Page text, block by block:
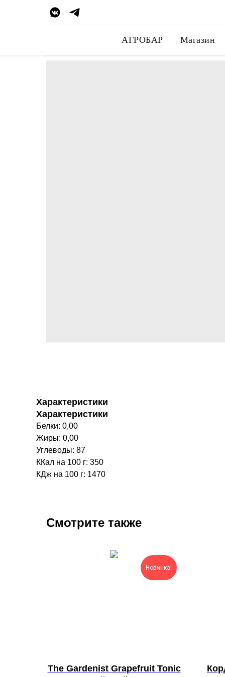
АГРОБАР Магазин
Характеристики
Характеристики
Белки: 0,00
Жиры: 0,00
Углеводы: 87
ККал на 100 г: 350
КДж на 100 г: 1470
Смотрите также
Новинка!
The Gardenist Grapefruit Tonic